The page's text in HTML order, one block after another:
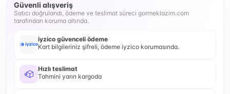
Güvenli alışveriş
Satıcı doğrulandı, ödeme ve teslimat süreci gormeklazim.com
tarafından koruma altında.
iyzico güvenceli ödeme
Kart bilgileriniz şifreli, ödeme iyzico korumasında.
Hızlı teslimat
Tahmini yarın kargoda